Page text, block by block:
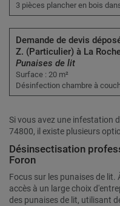
3 pièces plancher en bois
Demande de devis
Z. (Particulier) à La
Punaises de lit
Surface : 20 m²
Désinfection chambre à
Si vous avez une infestation
74800, il existe plusieurs
Désinsectisation
Foron
Focus sur les punaises de lit.
accès à un large choix
des punaises de lit, utilisant